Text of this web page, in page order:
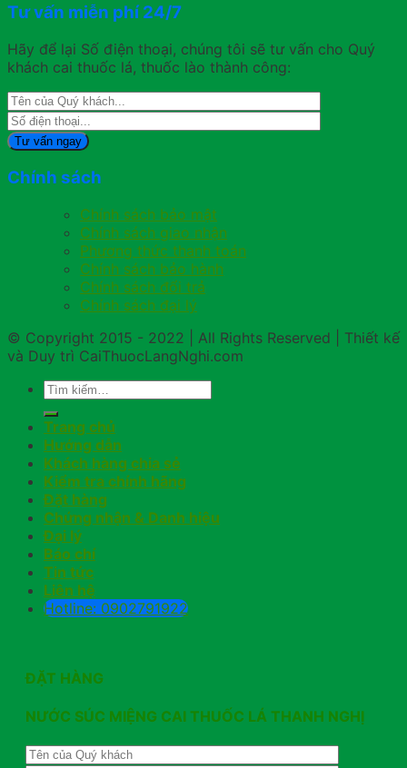
Tư vấn miễn phí 24/7
Hãy để lại Số điện thoại, chúng tôi sẽ tư vấn cho Quý
khách cai thuốc lá, thuốc lào thành công:
Chính sách
Chính sách bảo mật
Chính sách giao nhận
Phương thức thanh toán
Chính sách bảo hành
Chính sách đổi trả
Chính sách đại lý
© Copyright 2015 - 2022 | All Rights Reserved | Thiết kế
và Duy trì CaiThuocLangNghi.com
Trang chủ
Hướng dẫn
Khách hàng chia sẻ
Kiểm tra chính hãng
Đặt hàng
Chứng nhận & Danh hiệu
Đại lý
Báo chí
Tin tức
Liên hệ
Hotline: 0902791922
ĐẶT HÀNG
NƯỚC SÚC MIỆNG CAI THUỐC LÁ THANH NGHỊ